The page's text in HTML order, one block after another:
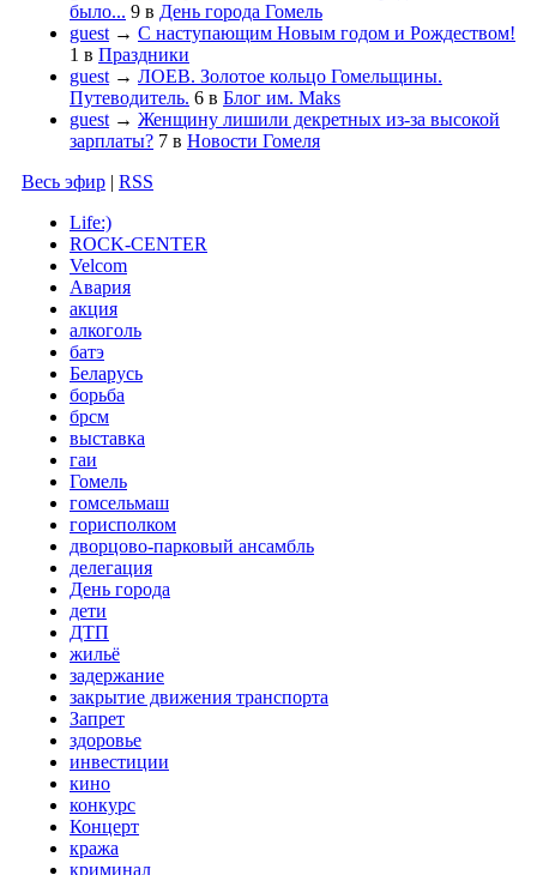
было... 9 в День города Гомель
guest → С наступающим Новым годом и Рождеством!
1 в Праздники
guest → ЛОЕВ. Золотое кольцо Гомельщины.
Путеводитель. 6 в Блог им. Maks
guest → Женщину лишили декретных из-за высокой
зарплаты? 7 в Новости Гомеля
Весь эфир | RSS
Life:)
ROCK-CENTER
Velcom
Авария
акция
алкоголь
батэ
Беларусь
борьба
брсм
выставка
гаи
Гомель
гомсельмаш
горисполком
дворцово-парковый ансамбль
делегация
День города
дети
ДТП
жильё
задержание
закрытие движения транспорта
Запрет
здоровье
инвестиции
кино
конкурс
Концерт
кража
криминал